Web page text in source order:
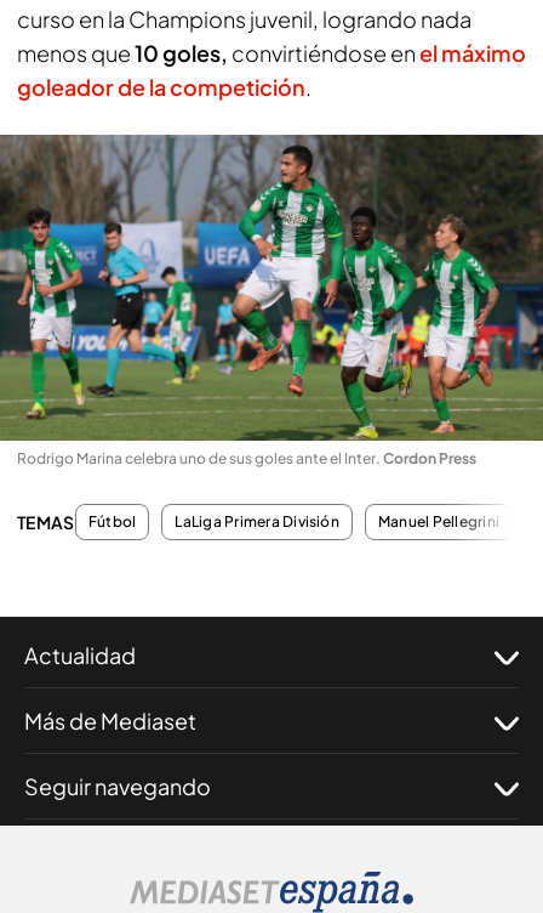
curso en la Champions juvenil, logrando nada
menos que10 goles, convirtiéndose enel máximo
goleador de la competición.
Rodrigo Marina celebra uno de sus goles ante el Inter. Cordon Press
TEMAS Fútbol LaLiga Primera División Manuel Pellegrini
Actualidad
Más de Mediaset
Seguir navegando